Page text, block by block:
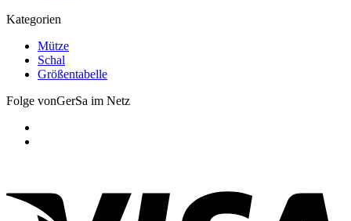
Kategorien
Mütze
Schal
Größentabelle
Folge vonGerSa im Netz